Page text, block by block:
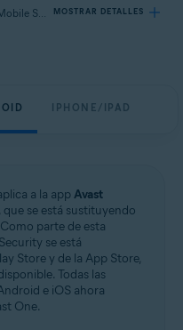
Se aplica a Avast Premium Security, Avast Mobile Security Premium MOSTRAR DETALLES
IPHONE/IPAD
a la appAvast
que se está sustituyendo
parte de esta
se está
Store y de la App Store,
Todas las
e iOS ahora
One.